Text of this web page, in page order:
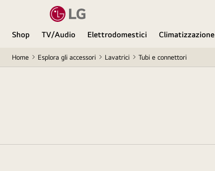
Shop TV/Audio Elettrodomestici Climatizzazione
Home Esplora gli accessori Lavatrici Tubi e connettori